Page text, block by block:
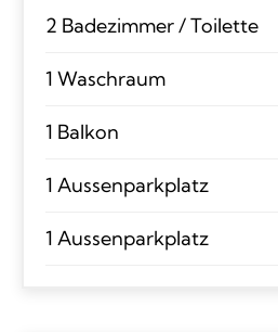
2 Badezimmer / Toilette
1 Waschraum
1 Balkon
1 Aussenparkplatz
1 Aussenparkplatz